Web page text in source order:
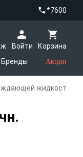
*7600
Корзина
Войти
Бренды Акции
жидкости